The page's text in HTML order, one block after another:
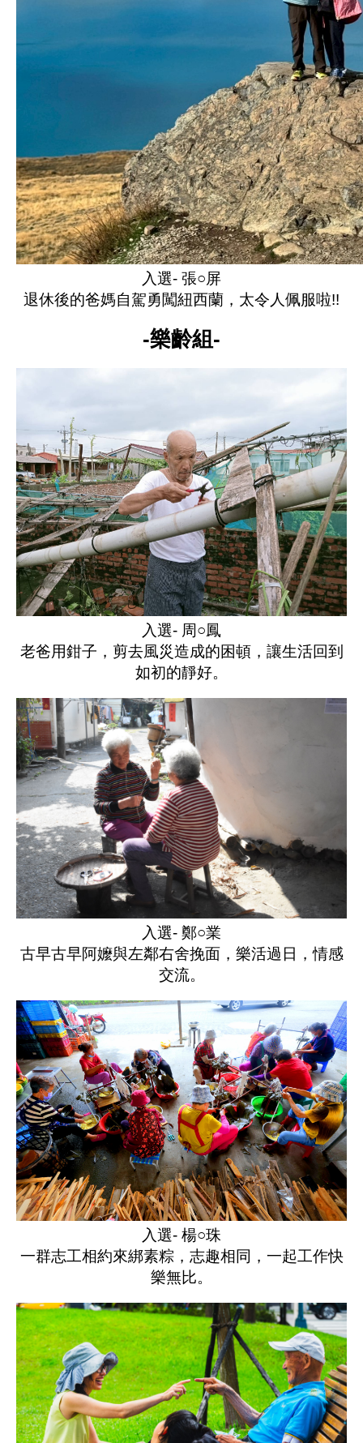
入選- 張○屏
退休後的爸媽自駕勇闖紐西蘭，太令人佩服啦!!
-樂齡組-
入選- 周○鳳
老爸用鉗子，剪去風災造成的困頓，讓生活回到
如初的靜好。
入選- 鄭○業
古早古早阿嬤與左鄰右舍挽面，樂活過日，情感
交流。
入選- 楊○珠
一群志工相約來綁素粽，志趣相同，一起工作快
樂無比。